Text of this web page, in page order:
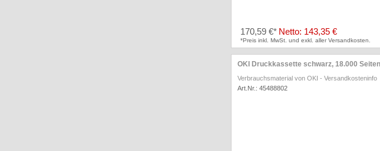
170,59 €* Netto: 143,35 €
*Preis inkl. MwSt. und exkl. aller Versandkosten.
OKI Druckkassette schwarz, 18.000
Verbrauchsmaterial von OKI - Versandkosteninfo
Art.Nr.: 45488802